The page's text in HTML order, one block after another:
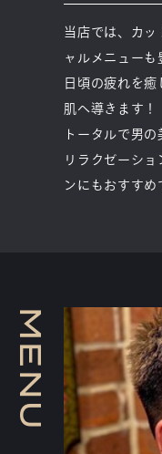
当店では、カッ
ャルメニューも
日頃の疲れを
肌へ導きます！
トータルで男の
リラクゼーシ
ンにもおすすめ
M
E
N
U